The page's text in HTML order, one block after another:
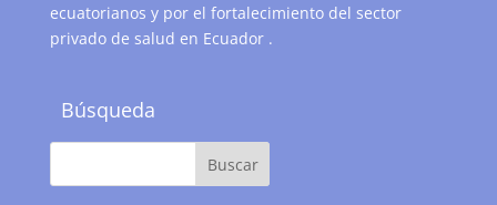
ecuatorianos y por el fortalecimiento del sector
privado de salud en Ecuador .
Búsqueda